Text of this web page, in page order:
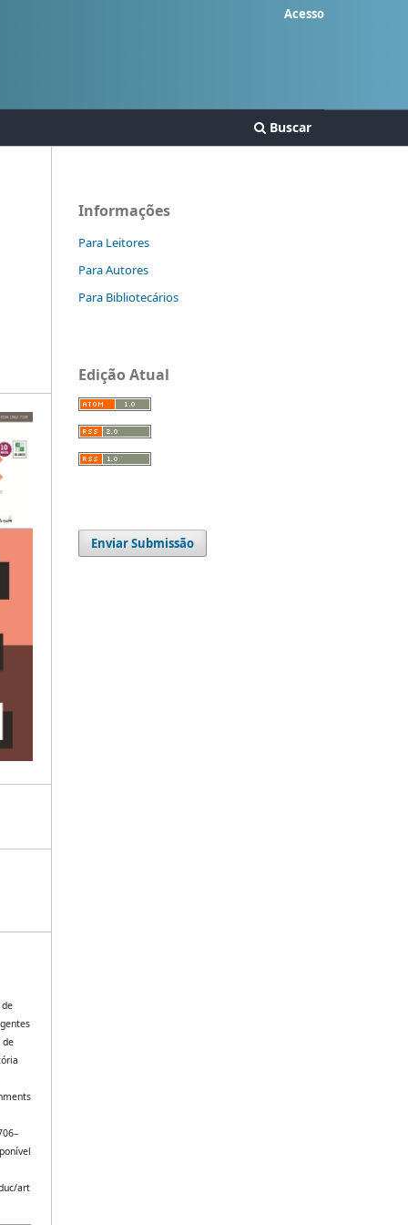
Buscar
Acesso
de
art
Informações
Para Leitores
Para Autores
Para Bibliotecários
Edição Atual
Enviar Submissão